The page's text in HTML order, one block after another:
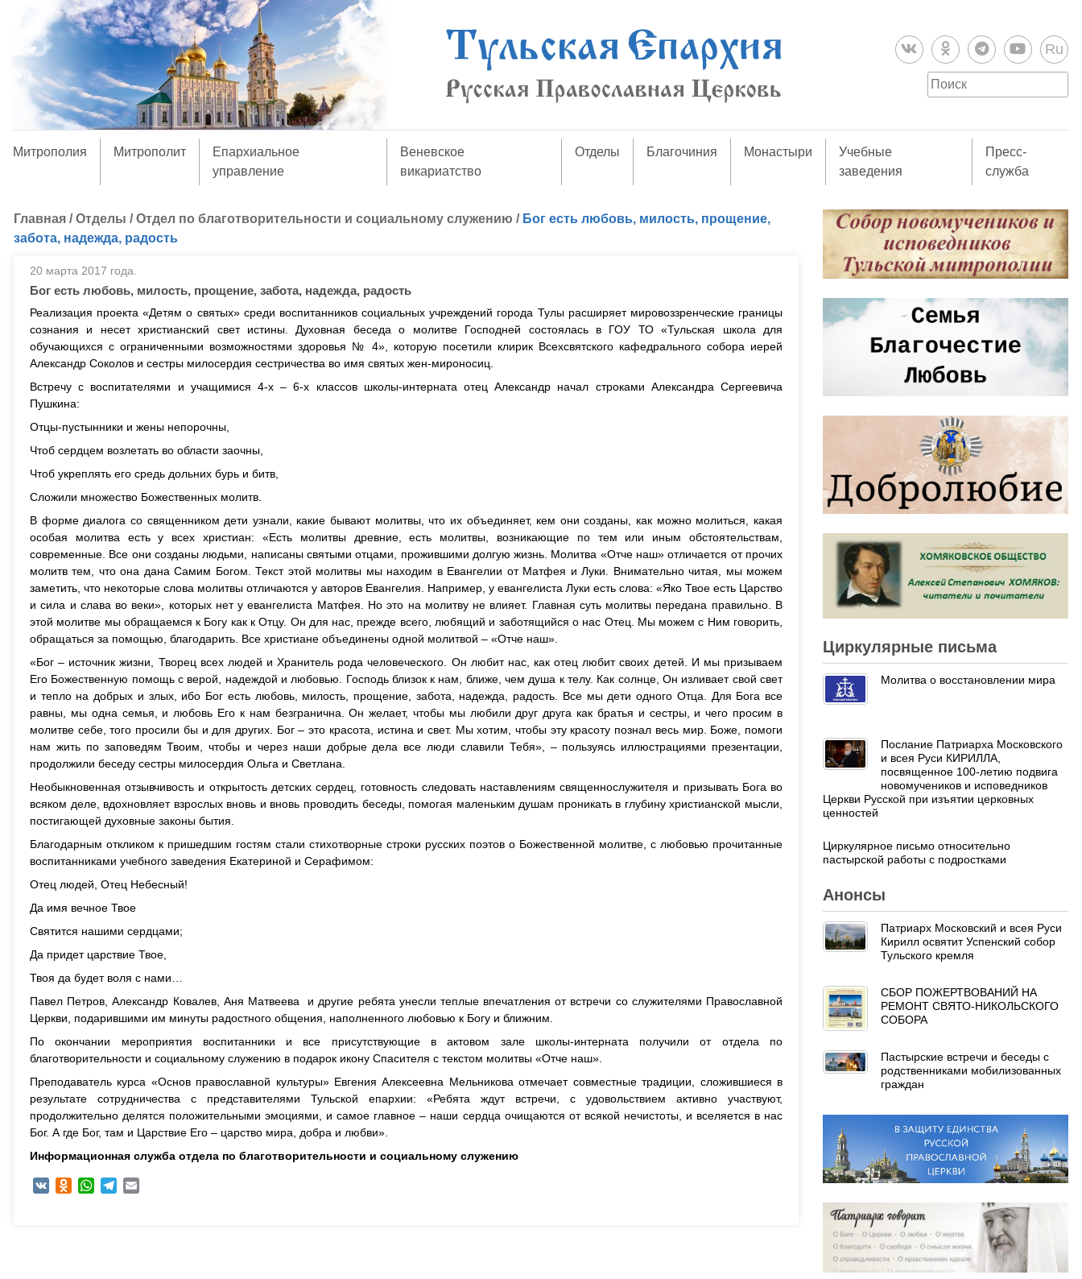
Ru
Митрополия Митрополит
Епархиальное
управление
Веневское
викариатство
Отделы Благочиния Монастыри
Учебные
заведения
Пресс-
служба
Главная /Отделы /Отдел по благотворительности и социальному служению / Бог есть любовь, милость, прощение,
забота, надежда, радость
20 марта 2017 года.
Бог есть любовь, милость, прощение, забота, надежда, радость
Реализация проекта «Детям о святых» среди воспитанников социальных учреждений города Тулы расширяет мировоззренческие границы
сознания и несет христианский свет истины. Духовная беседа о молитве Господней состоялась в ГОУ ТО «Тульская школа для
обучающихся с ограниченными возможностями здоровья № 4», которую посетили клирик Всехсвятского кафедрального собора иерей
Александр Соколов и сестры милосердия сестричества во имя святых жен-мироносиц.
Встречу с воспитателями и учащимися 4-х – 6-х классов школы-интерната отец Александр начал строками Александра Сергеевича
Пушкина:
Отцы-пустынники и жены непорочны,
Чтоб сердцем возлетать во области заочны,
Чтоб укреплять его средь дольних бурь и битв,
Сложили множество Божественных молитв.
В форме диалога со священником дети узнали, какие бывают молитвы, что их объединяет, кем они созданы, как можно молиться, какая
особая молитва есть у всех христиан: «Есть молитвы древние, есть молитвы, возникающие по тем или иным обстоятельствам,
современные. Все они созданы людьми, написаны святыми отцами, прожившими долгую жизнь. Молитва «Отче наш» отличается от прочих
молитв тем, что она дана Самим Богом. Текст этой молитвы мы находим в Евангелии от Матфея и Луки. Внимательно читая, мы можем
заметить, что некоторые слова молитвы отличаются у авторов Евангелия. Например, у евангелиста Луки есть слова: «Яко Твое есть Царство
и сила и слава во веки», которых нет у евангелиста Матфея. Но это на молитву не влияет. Главная суть молитвы передана правильно. В
этой молитве мы обращаемся к Богу как к Отцу. Он для нас, прежде всего, любящий и заботящийся о нас Отец. Мы можем с Ним говорить,
обращаться за помощью, благодарить. Все христиане объединены одной молитвой – «Отче наш».
«Бог – источник жизни, Творец всех людей и Хранитель рода человеческого. Он любит нас, как отец любит своих детей. И мы призываем
Его Божественную помощь с верой, надеждой и любовью. Господь близок к нам, ближе, чем душа к телу. Как солнце, Он изливает свой свет
и тепло на добрых и злых, ибо Бог есть любовь, милость, прощение, забота, надежда, радость. Все мы дети одного Отца. Для Бога все
равны, мы одна семья, и любовь Его к нам безгранична. Он желает, чтобы мы любили друг друга как братья и сестры, и чего просим в
молитве себе, того просили бы и для других. Бог – это красота, истина и свет. Мы хотим, чтобы эту красоту познал весь мир. Боже, помоги
нам жить по заповедям Твоим, чтобы и через наши добрые дела все люди славили Тебя», – пользуясь иллюстрациями презентации,
продолжили беседу сестры милосердия Ольга и Светлана.
Необыкновенная отзывчивость и открытость детских сердец, готовность следовать наставлениям священнослужителя и призывать Бога во
всяком деле, вдохновляет взрослых вновь и вновь проводить беседы, помогая маленьким душам проникать в глубину христианской мысли,
постигающей духовные законы бытия.
Благодарным откликом к пришедшим гостям стали стихотворные строки русских поэтов о Божественной молитве, с любовью прочитанные
воспитанниками учебного заведения Екатериной и Серафимом:
Отец людей, Отец Небесный!
Да имя вечное Твое
Святится нашими сердцами;
Да придет царствие Твое,
Твоя да будет воля с нами…
Павел Петров, Александр Ковалев, Аня Матвеева и другие ребята унесли теплые впечатления от встречи со служителями Православной
Церкви, подарившими им минуты радостного общения, наполненного любовью к Богу и ближним.
По окончании мероприятия воспитанники и все присутствующие в актовом зале школы-интерната получили от отдела по
благотворительности и социальному служению в подарок икону Спасителя с текстом молитвы «Отче наш».
Преподаватель курса «Основ православной культуры» Евгения Алексеевна Мельникова отмечает совместные традиции, сложившиеся в
результате сотрудничества с представителями Тульской епархии: «Ребята ждут встречи, с удовольствием активно участвуют,
продолжительно делятся положительными эмоциями, и самое главное – наши сердца очищаются от всякой нечистоты, и вселяется в нас
Бог. А где Бог, там и Царствие Его – царство мира, добра и любви».
Информационная служба отдела по благотворительности и социальному служению
VK Odnoklassniki
WhatsAppTelegram
Циркулярные письма
Молитва о восстановлении мира
Послание Патриарха Московского
и всея Руси КИРИЛЛА,
посвященное 100-летию подвига
новомучеников и исповедников
Церкви Русской при изъятии церковных
ценностей
Циркулярное письмо относительно
пастырской работы с подростками
Анонсы
Патриарх Московский и всея Руси
Кирилл освятит Успенский собор
Тульского кремля
СБОР ПОЖЕРТВОВАНИЙ НА
РЕМОНТ СВЯТО-НИКОЛЬСКОГО
СОБОРА
Пастырские встречи и беседы с
родственниками мобилизованных
граждан